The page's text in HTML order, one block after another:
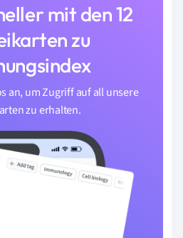
mit den 12
zu
an, um Zugriff auf all unsere
zu erhalten.